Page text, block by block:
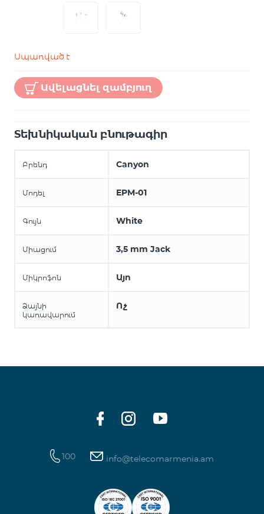
Սպառված է
Ավելացնել զամբյուղ
Տեխնիկական բնութագիր
Բրենդ Canyon
Մոդել EPM-01
Գույն White
Միացում 3,5 mm Jack
Միկրոֆոն Այո
Ձայնի
կառավարում
Ոչ
100 info@telecomarmenia.am